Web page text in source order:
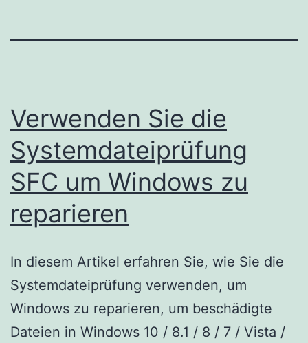
Verwenden Sie die
Systemdateiprüfung
SFC um Windows zu
reparieren
In diesem Artikel erfahren Sie, wie Sie die
Systemdateiprüfung verwenden, um
Windows zu reparieren, um beschädigte
Dateien in Windows 10 / 8.1 / 8 / 7 / Vista /